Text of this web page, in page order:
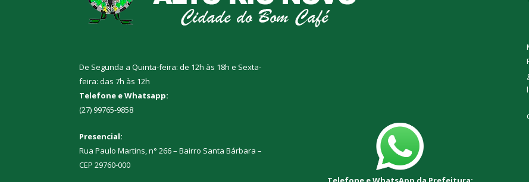
De Segunda a Quinta-feira: de 12h às 18h e Sexta-
feira: das 7h às 12h
Telefone e Whatsapp:
(27) 99765-9858
Presencial:
Rua Paulo Martins, n° 266 – Bairro Santa Bárbara –
CEP 29760-000